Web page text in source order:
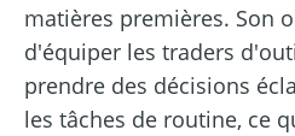
matières premières. Son
d'équiper les traders
prendre des décisions
les tâches de routine, ce